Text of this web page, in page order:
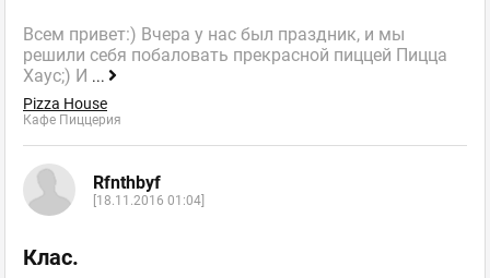
Всем привет:) Вчера у нас был праздник, и мы
решили себя побаловать прекрасной пиццей Пицца
Хаус;) И ...
Pizza House
Кафе Пиццерия
Rfnthbyf
[18.11.2016 01:04]
Клас.